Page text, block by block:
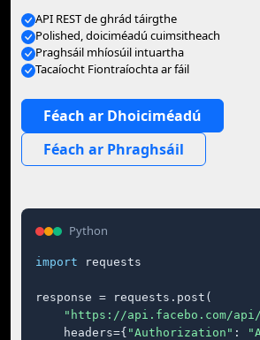
API REST de ghrád táirgthe
Polished, doiciméadú cuimsitheach
Praghsáil mhíosúil intuartha
Tacaíocht Fiontraíochta ar fáil
Féach ar Dhoiciméadú
Féach ar Phraghsáil
Python
import requests
response = requests.post(
"https://api.facebo.com/api/
    headers={
"Authorization" :